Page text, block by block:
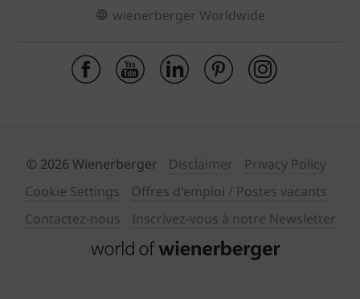
wienerberger Worldwide
© 2026 Wienerberger Disclaimer
Privacy Policy
Cookie Settings
Offres d'emploi / Postes vacants
Contactez-nous
Inscrivez-vous à notre Newsletter